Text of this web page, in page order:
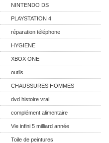
NINTENDO DS
PLAYSTATION 4
réparation téléphone
HYGIENE
XBOX ONE
outils
CHAUSSURES HOMMES
dvd histoire vrai
complément alimentaire
Vie infini 5 milliard année
Toile de peintures